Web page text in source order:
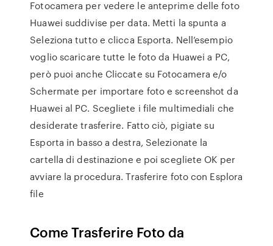
Fotocamera per vedere le anteprime delle foto
Huawei suddivise per data. Metti la spunta a
Seleziona tutto e clicca Esporta. Nell’esempio
voglio scaricare tutte le foto da Huawei a PC,
però puoi anche Cliccate su Fotocamera e/o
Schermate per importare foto e screenshot da
Huawei al PC. Scegliete i file multimediali che
desiderate trasferire. Fatto ciò, pigiate su
Esporta in basso a destra, Selezionate la
cartella di destinazione e poi scegliete OK per
avviare la procedura. Trasferire foto con Esplora
file
Come Trasferire Foto da